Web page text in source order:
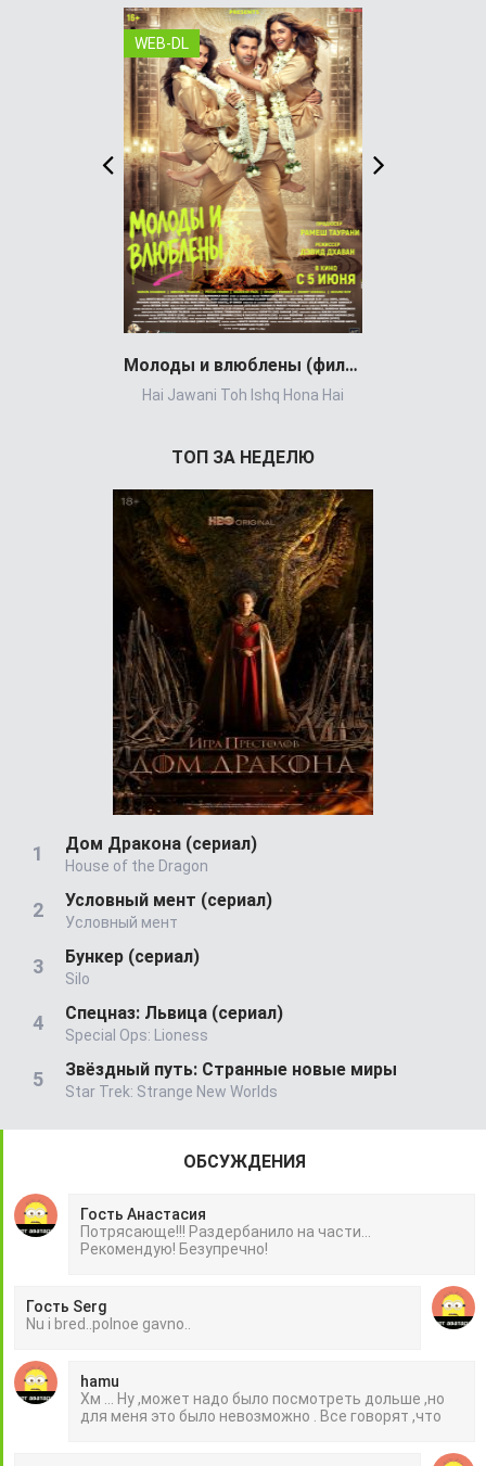
WEB-DL
Молоды и влюблены (фильм 2026)
Hai Jawani Toh Ishq Hona Hai
ТОП ЗА НЕДЕЛЮ
Дом Дракона (сериал)
House of the Dragon
Условный мент (сериал)
Условный мент
Бункер (сериал)
Silo
Спецназ: Львица (сериал)
Special Ops: Lioness
Звёздный путь: Странные новые миры
Star Trek: Strange New Worlds
ОБСУЖДЕНИЯ
Гость Анастасия
Потрясающе!!! Раздербанило на части...
Рекомендую! Безупречно!
Гость Serg
Nu i bred..polnoe gavno..
hamu
Хм ... Ну ,может надо было посмотреть дольше ,но
для меня это было невозможно . Все говорят ,что